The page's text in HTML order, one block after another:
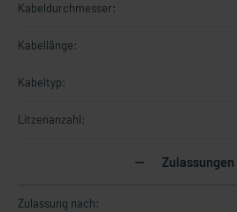
Kabeldurchmesser:
Kabellänge:
Kabeltyp:
Litzenanzahl:
Zulassungen
Zulassung nach: